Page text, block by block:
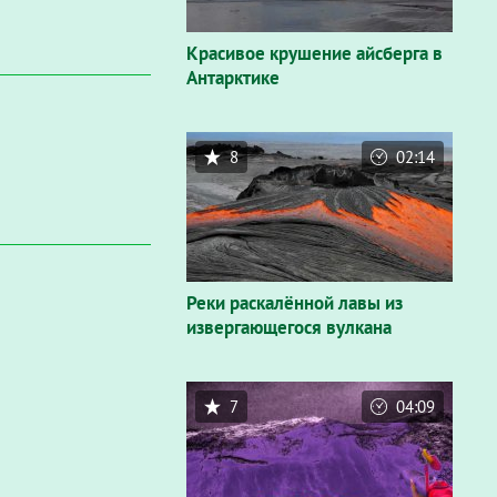
Красивое крушение айсберга в
Антарктике
Реки раскалённой лавы из
извергающегося вулкана
8 02:14
7 04:09